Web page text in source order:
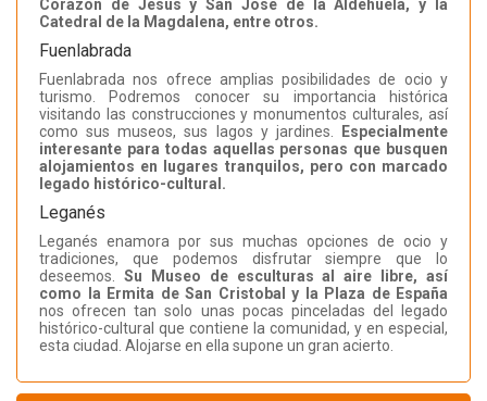
Corazón de Jesús y San José de la Aldehuela, y la
Catedral de la Magdalena, entre otros.
Fuenlabrada
Fuenlabrada nos ofrece amplias posibilidades de ocio y
turismo. Podremos conocer su importancia histórica
visitando las construcciones y monumentos culturales, así
como sus museos, sus lagos y jardines.
Especialmente
interesante para todas aquellas personas que busquen
alojamientos en lugares tranquilos, pero con marcado
legado histórico-cultural.
Leganés
Leganés enamora por sus muchas opciones de ocio y
tradiciones, que podemos disfrutar siempre que lo
deseemos. Su Museo de esculturas al aire libre, así
como la Ermita de San Cristobal y la Plaza de España
nos ofrecen tan solo unas pocas pinceladas del legado
histórico-cultural que contiene la comunidad, y en especial,
esta ciudad. Alojarse en ella supone un gran acierto.